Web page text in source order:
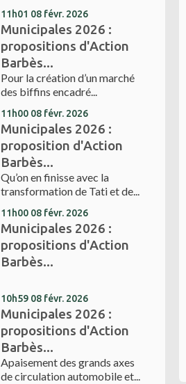
11h01 08 févr. 2026
Municipales 2026 :
propositions d'Action
Barbès...
Pour la création d’un marché
des biffins encadré...
11h00 08 févr. 2026
Municipales 2026 :
proposition d'Action
Barbès...
Qu’on en finisse avec la
transformation de Tati et de...
11h00 08 févr. 2026
Municipales 2026 :
propositions d'Action
Barbès...
10h59 08 févr. 2026
Municipales 2026 :
propositions d'Action
Barbès...
Apaisement des grands axes
de circulation automobile et...